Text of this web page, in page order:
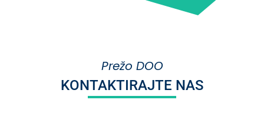
Prežo DOO
KONTAKTIRAJTE NAS